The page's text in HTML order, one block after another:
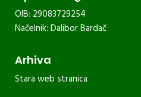
OIB: 29083729254
Načelnik: Dalibor Bardač
Arhiva
Stara web stranica